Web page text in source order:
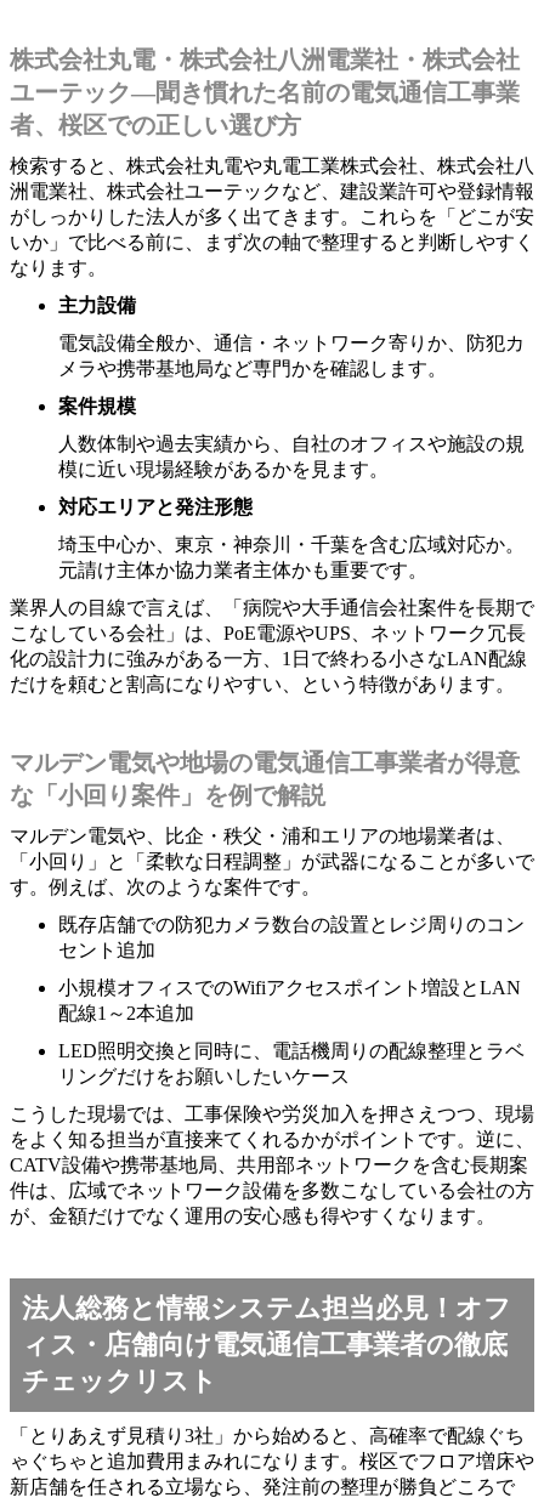
株式会社丸電・株式会社八洲電業社・株式会社
ユーテック―聞き慣れた名前の電気通信工事業
者、桜区での正しい選び方
検索すると、株式会社丸電や丸電工業株式会社、株式会社八
洲電業社、株式会社ユーテックなど、建設業許可や登録情報
がしっかりした法人が多く出てきます。これらを「どこが安
いか」で比べる前に、まず次の軸で整理すると判断しやすく
なります。
主力設備
電気設備全般か、通信・ネットワーク寄りか、防犯カ
メラや携帯基地局など専門かを確認します。
案件規模
人数体制や過去実績から、自社のオフィスや施設の規
模に近い現場経験があるかを見ます。
対応エリアと発注形態
埼玉中心か、東京・神奈川・千葉を含む広域対応か。
元請け主体か協力業者主体かも重要です。
業界人の目線で言えば、「病院や大手通信会社案件を長期で
こなしている会社」は、PoE電源やUPS、ネットワーク冗長
化の設計力に強みがある一方、1日で終わる小さなLAN配線
だけを頼むと割高になりやすい、という特徴があります。
マルデン電気や地場の電気通信工事業者が得意
な「小回り案件」を例で解説
マルデン電気や、比企・秩父・浦和エリアの地場業者は、
「小回り」と「柔軟な日程調整」が武器になることが多いで
す。例えば、次のような案件です。
既存店舗での防犯カメラ数台の設置とレジ周りのコン
セント追加
小規模オフィスでのWifiアクセスポイント増設とLAN
配線1～2本追加
LED照明交換と同時に、電話機周りの配線整理とラベ
リングだけをお願いしたいケース
こうした現場では、工事保険や労災加入を押さえつつ、現場
をよく知る担当が直接来てくれるかがポイントです。逆に、
CATV設備や携帯基地局、共用部ネットワークを含む長期案
件は、広域でネットワーク設備を多数こなしている会社の方
が、金額だけでなく運用の安心感も得やすくなります。
法人総務と情報システム担当必見！オフ
ィス・店舗向け電気通信工事業者の徹底
チェックリスト
「とりあえず見積り3社」から始めると、高確率で配線ぐち
ゃぐちゃと追加費用まみれになります。桜区でフロア増床や
新店舗を任される立場なら、発注前の整理が勝負どころで